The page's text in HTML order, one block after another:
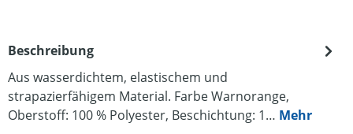
Beschreibung
Aus wasserdichtem, elastischem und
strapazierfähigem Material. Farbe Warnorange,
Oberstoff: 100 % Polyester, Beschichtung: 1… Mehr